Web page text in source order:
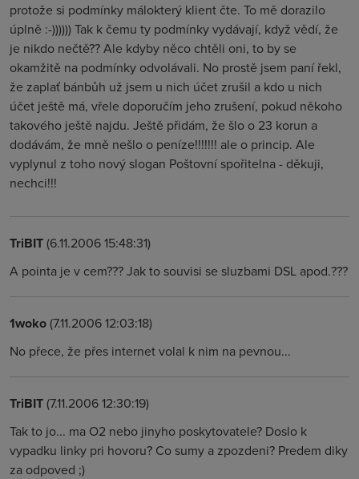
protože si podmínky málokterý klient čte. To mě dorazilo
úplně :-)))))) Tak k čemu ty podmínky vydávají, když vědí, že
je nikdo nečtě?? Ale kdyby něco chtěli oni, to by se
okamžitě na podmínky odvolávali. No prostě jsem paní řekl,
že zaplať bánbůh už jsem u nich účet zrušil a kdo u nich
účet ještě má, vřele doporučím jeho zrušení, pokud někoho
takového ještě najdu. Ještě přidám, že šlo o 23 korun a
dodávám, že mně nešlo o peníze!!!!!!! ale o princip. Ale
vyplynul z toho nový slogan Poštovní spořitelna - děkuji,
nechci!!!
TriBIT(6.11.2006 15:48:31)
A pointa je v cem??? Jak to souvisi se sluzbami DSL apod.???
1woko(7.11.2006 12:03:18)
No přece, že přes internet volal k nim na pevnou...
TriBIT(7.11.2006 12:30:19)
Tak to jo... ma O2 nebo jinyho poskytovatele? Doslo k
vypadku linky pri hovoru? Co sumy a zpozdeni? Predem diky
za odpoved ;)